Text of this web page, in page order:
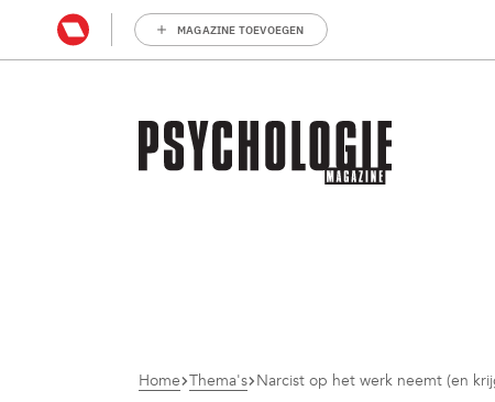
MAGAZINE TOEVOEGEN
Home Thema's Narcist op het werk neemt (en